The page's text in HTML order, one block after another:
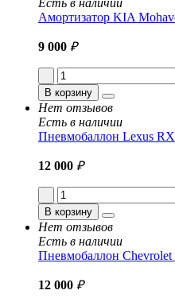
Амортизатор KIA
9 000 ₽
В корзину
Нет отзывов
Есть в наличии
Пневмобаллон Lexus
12 000 ₽
В корзину
Нет отзывов
Есть в наличии
Пневмобаллон
12 000 ₽